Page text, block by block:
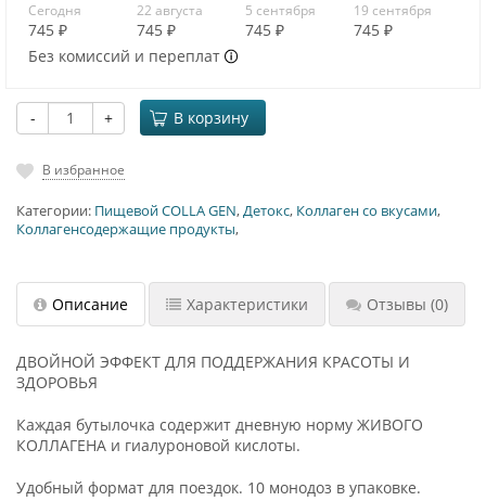
Сегодня
745 ₽
22 августа
745 ₽
5 сентября
745 ₽
19 сентября
745 ₽
Без комиссий и переплат
- + В корзину
В избранное
Категории: Пищевой COLLA GEN,Детокс, Коллаген со вкусами,
Коллагенсодержащие продукты,
Описание Характеристики Отзывы (0)
ДВОЙНОЙ ЭФФЕКТ ДЛЯ ПОДДЕРЖАНИЯ КРАСОТЫ И
ЗДОРОВЬЯ
Каждая бутылочка содержит дневную норму ЖИВОГО
КОЛЛАГЕНА и гиалуроновой кислоты.
Удобный формат для поездок. 10 монодоз в упаковке.